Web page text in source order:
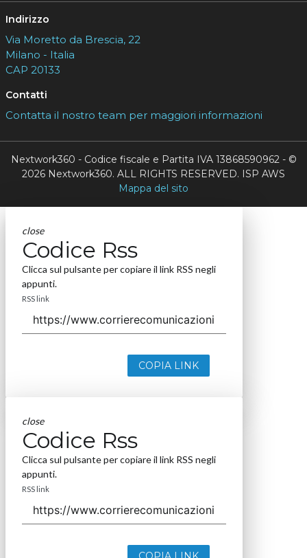
Indirizzo
Via Moretto da Brescia, 22
Milano - Italia
CAP 20133
Contatti
Contatta il nostro team per maggiori informazioni
Nextwork360 - Codice fiscale e Partita IVA 13868590962 - ©
2026 Nextwork360. ALL RIGHTS RESERVED. ISP AWS
Mappa del sito
close
Codice Rss
Clicca sul pulsante per copiare il link RSS negli
appunti.
RSS link
COPIA LINK
close
Codice Rss
Clicca sul pulsante per copiare il link RSS negli
appunti.
RSS link